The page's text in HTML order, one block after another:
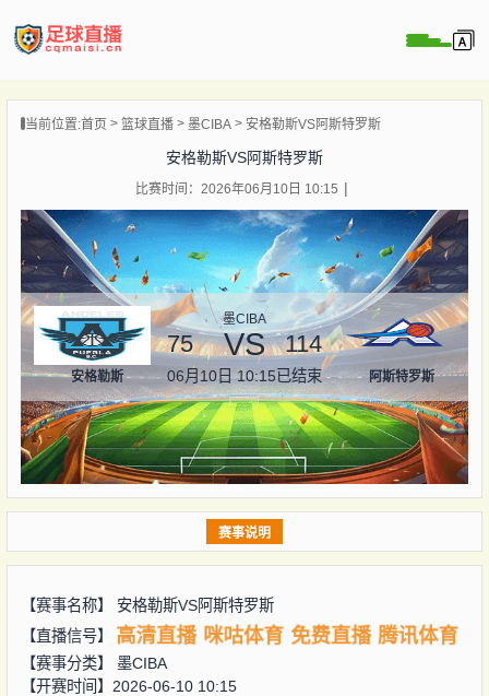
播
闻
当前位置:首页 篮球直播 墨CIBA 安格勒斯VS阿斯特罗斯
安格勒斯VS阿斯特罗斯
比赛时间：2026年06月10日 10:15
安格勒斯
墨CIBA
75 VS 114
06月10日 10:15已结束 阿斯特罗斯
赛事说明
【赛事名称】 安格勒斯VS阿斯特罗斯
【直播信号】
高清直播 咪咕体育 免费直播 腾讯体育
【赛事分类】 墨CIBA
【开赛时间】2026-06-10 10:15